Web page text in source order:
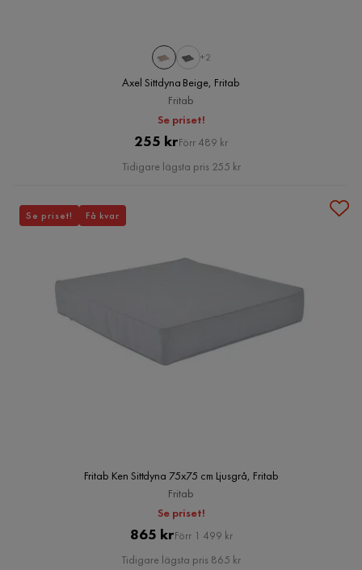
+2
Axel Sittdyna Beige, Fritab
Fritab
Se priset!
Pris
255 krOriginal
Pris
Förr 489 kr
Tidigare lägsta pris 255 kr
Fritab Ken Sittdyna 75x75 cm Ljusgrå, Fritab
Fritab
Se priset!
Pris
865 kr Original
Pris
Förr 1 499 kr
Tidigare lägsta pris 865 kr
Se priset! Få kvar